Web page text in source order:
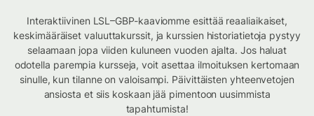
Interaktiivinen LSL–GBP-kaaviomme esittää reaaliaikaiset,
keskimääräiset valuuttakurssit, ja kurssien historiatietoja pystyy
selaamaan jopa viiden kuluneen vuoden ajalta. Jos haluat
odotella parempia kursseja, voit asettaa ilmoituksen kertomaan
sinulle, kun tilanne on valoisampi. Päivittäisten yhteenvetojen
ansiosta et siis koskaan jää pimentoon uusimmista
tapahtumista!